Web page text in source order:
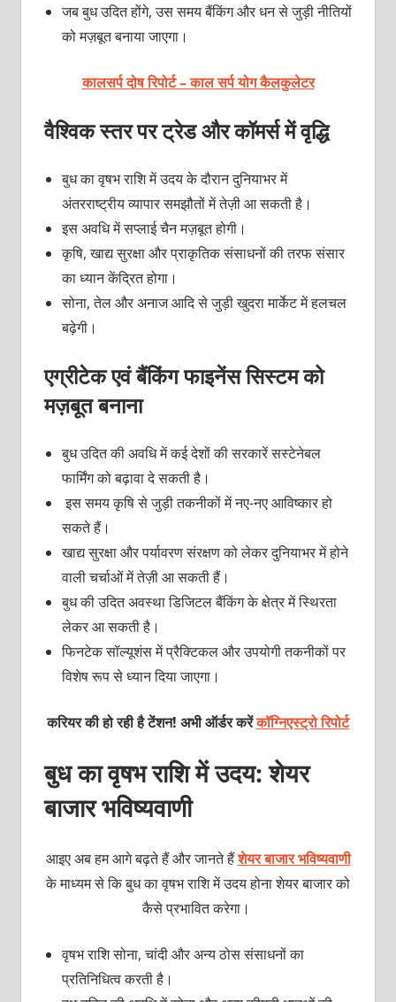
जब बुध उदित होंगे, उस समय बैंकिंग और धन से जुड़ी नीतियों
को मज़बूत बनाया जाएगा।
कालसर्प दोष रिपोर्ट – काल सर्प योग कैलकुलेटर
वैश्विक स्तर पर ट्रेड और कॉमर्स में वृद्धि
बुध का वृषभ राशि में उदय के दौरान दुनियाभर में
अंतरराष्ट्रीय व्यापार समझौतों में तेज़ी आ सकती है।
इस अवधि में सप्लाई चैन मज़बूत होगी।
कृषि, खाद्य सुरक्षा और प्राकृतिक संसाधनों की तरफ संसार
का ध्यान केंद्रित होगा।
सोना, तेल और अनाज आदि से जुड़ी खुदरा मार्केट में हलचल
बढ़ेगी।
एग्रीटेक एवं बैंकिंग फाइनेंस सिस्टम को
मज़बूत बनाना
बुध उदित की अवधि में कई देशों की सरकारें सस्टेनेबल
फार्मिंग को बढ़ावा दे सकती है।
इस समय कृषि से जुड़ी तकनीकों में नए-नए आविष्कार हो
सकते हैं।
खाद्य सुरक्षा और पर्यावरण संरक्षण को लेकर दुनियाभर में होने
वाली चर्चाओं में तेज़ी आ सकती हैं।
बुध की उदित अवस्था डिजिटल बैंकिंग के क्षेत्र में स्थिरता
लेकर आ सकती है।
फिनटेक सॉल्यूशंस में प्रैक्टिकल और उपयोगी तकनीकों पर
विशेष रूप से ध्यान दिया जाएगा।
करियर की हो रही है टेंशन! अभी ऑर्डर करेंकॉग्निएस्ट्रो रिपोर्ट
बुध का वृषभ राशि में उदय: शेयर
बाजार भविष्यवाणी
आइए अब हम आगे बढ़ते हैं और जानते हैंशेयर बाजार भविष्यवाणी
के माध्यम से कि बुध का वृषभ राशि में उदय होना शेयर बाजार को
कैसे प्रभावित करेगा।
वृषभ राशि सोना, चांदी और अन्य ठोस संसाधनों का
प्रतिनिधित्व करती है।